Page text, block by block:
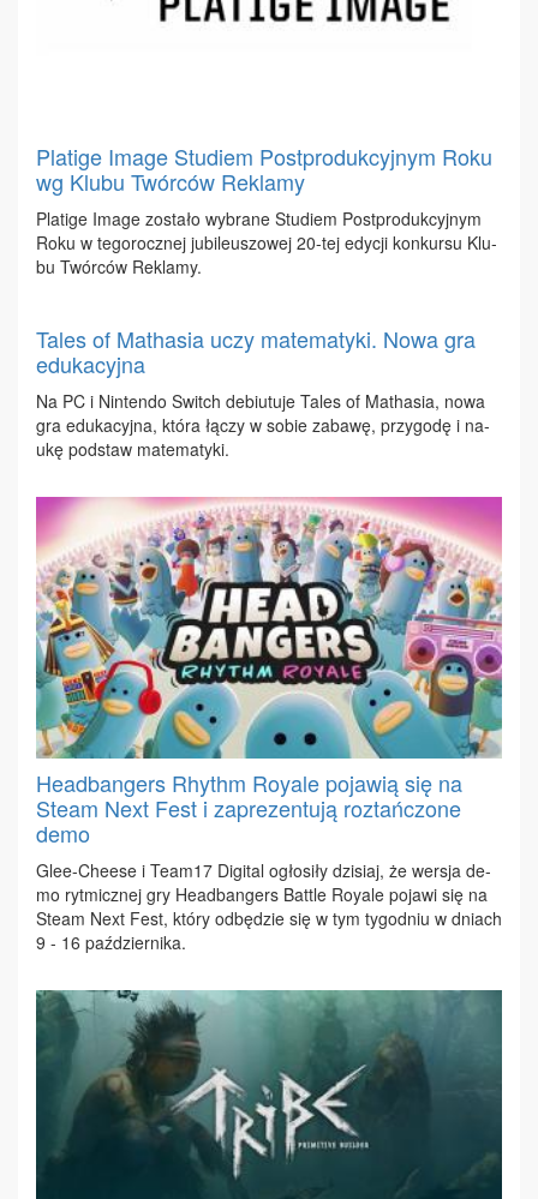
Platige Image Studiem Postprodukcyjnym Roku
wg Klubu Twórców Reklamy
Pla­ti­ge Ima­ge zo­sta­ło wy­bra­ne Stu­diem Post­pro­duk­cyj­nym
Ro­ku w te­go­rocz­nej ju­bi­le­uszo­wej 20-tej edy­cji kon­kur­su Klu­
bu Twór­ców Re­kla­my.
Tales of Mathasia uczy matematyki. Nowa gra
edukacyjna
Na PC i Nin­ten­do Switch de­biu­tu­je Ta­les of Ma­tha­sia, no­wa
gra edu­ka­cyj­na, któ­ra łą­czy w so­bie za­ba­wę, przy­go­dę i na­
ukę pod­staw ma­te­ma­ty­ki.
Headbangers Rhythm Royale pojawią się na
Steam Next Fest i zaprezentują roztańczone
demo
Glee-Che­ese i Te­am17 Di­gi­tal ogło­si­ły dzi­siaj, że wer­sja de­
mo ryt­micz­nej gry He­ad­ban­gers Bat­tle Roy­ale po­ja­wi się na
Ste­am Next Fest, któ­ry od­bę­dzie się w tym ty­go­dniu w dniach
9 - 16 paź­dzier­ni­ka.